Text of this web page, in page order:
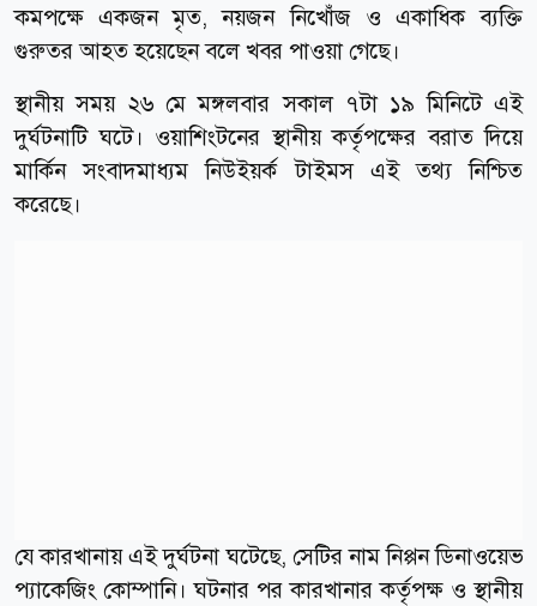
কমপক্ষে একজন মৃত, নয়জন নিখোঁজ ও একাধিক ব্যক্তি
গুরুতর আহত হয়েছেন বলে খবর পাওয়া গেছে।
স্থানীয় সময় ২৬ মে মঙ্গলবার সকাল ৭টা ১৯ মিনিটে এই
দুর্ঘটনাটি ঘটে। ওয়াশিংটনের স্থানীয় কর্তৃপক্ষের বরাত দিয়ে
মার্কিন সংবাদমাধ্যম নিউইয়র্ক টাইমস এই তথ্য নিশ্চিত
করেছে।
যে কারখানায় এই দুর্ঘটনা ঘটেছে, সেটির নাম নিপ্পন ডিনাওয়েভ
প্যাকেজিং কোম্পানি। ঘটনার পর কারখানার কর্তৃপক্ষ ও স্থানীয়